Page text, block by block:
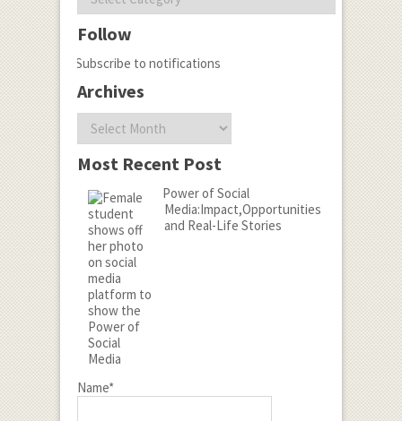
Follow
Subscribe to notifications
Archives
Archives
Most Recent Post
Power of Social
Media:Impact,Opportunities
and Real-Life Stories
Name*